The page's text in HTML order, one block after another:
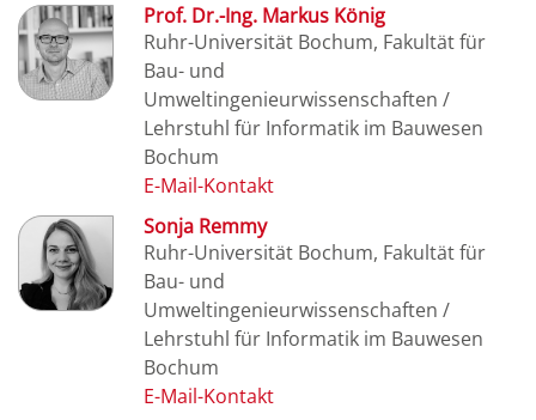
Prof. Dr.-Ing. Markus König
Ruhr-Universität Bochum, Fakultät für
Bau- und
Umweltingenieurwissenschaften /
Lehrstuhl für Informatik im Bauwesen
Bochum
Sonja Remmy
Ruhr-Universität Bochum, Fakultät für
Bau- und
Umweltingenieurwissenschaften /
Lehrstuhl für Informatik im Bauwesen
Bochum